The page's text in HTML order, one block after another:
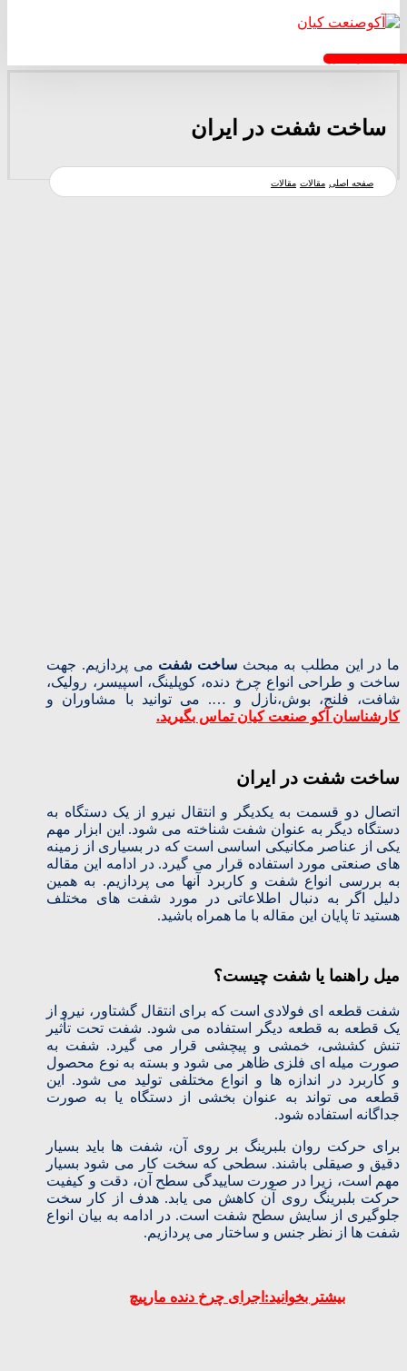
ساخت شفت در ایران
صفحه اصلی مقالات مقالات
ما در این مطلب به مبحث ساخت شفت می پردازیم. جهت
ساخت و طراحی انواع چرخ دنده، کوپلینگ، اسپیسر، رولیک،
شافت، فلنج، بوش،نازل و …. می توانید با مشاوران و
کارشناسان آکو صنعت کیان تماس بگیرید.
ساخت شفت در ایران
اتصال دو قسمت به یکدیگر و انتقال نیرو از یک دستگاه به
دستگاه دیگر به عنوان شفت شناخته می شود. این ابزار مهم
یکی از عناصر مکانیکی اساسی است که در بسیاری از زمینه
های صنعتی مورد استفاده قرار می گیرد. در ادامه این مقاله
به بررسی انواع شفت و کاربرد آنها می پردازیم. به همین
دلیل اگر به دنبال اطلاعاتی در مورد شفت های مختلف
هستید تا پایان این مقاله با ما همراه باشید.
میل راهنما یا شفت چیست؟
شفت قطعه ای فولادی است که برای انتقال گشتاور، نیرو از
یک قطعه به قطعه دیگر استفاده می شود. شفت تحت تأثیر
تنش کششی، خمشی و پیچشی قرار می گیرد. شفت به
صورت میله ای فلزی ظاهر می شود و بسته به نوع محصول
و کاربرد در اندازه ها و انواع مختلفی تولید می شود. این
قطعه می تواند به عنوان بخشی از دستگاه یا به صورت
جداگانه استفاده شود.
برای حرکت روان بلبرینگ بر روی آن، شفت ها باید بسیار
دقیق و صیقلی باشند. سطحی که سخت کار می شود بسیار
مهم است، زیرا در صورت ساییدگی سطح آن، دقت و کیفیت
حرکت بلبرینگ روی آن کاهش می یابد. هدف از کار سخت
جلوگیری از سایش سطح شفت است. در ادامه به بیان انواع
شفت ها از نظر جنس و ساختار می پردازیم.
بیشتر بخوانید:اجرای چرخ دنده مارپیچ